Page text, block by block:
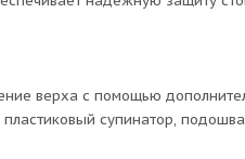
верха с помощью
супинатор, подошва